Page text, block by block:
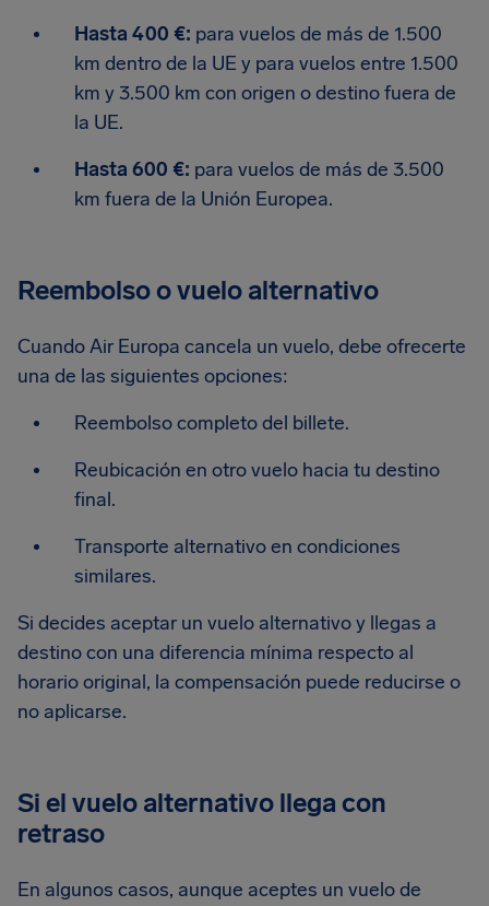
Hasta 400 €: para vuelos de más de 1.500
km dentro de la UE y para vuelos entre 1.500
km y 3.500 km con origen o destino fuera de
la UE.
Hasta 600 €: para vuelos de más de 3.500
km fuera de la Unión Europea.
Reembolso o vuelo alternativo
Cuando Air Europa cancela un vuelo, debe ofrecerte
una de las siguientes opciones:
Reembolso completo del billete.
Reubicación en otro vuelo hacia tu destino
final.
Transporte alternativo en condiciones
similares.
Si decides aceptar un vuelo alternativo y llegas a
destino con una diferencia mínima respecto al
horario original, la compensación puede reducirse o
no aplicarse.
Si el vuelo alternativo llega con
retraso
En algunos casos, aunque aceptes un vuelo de